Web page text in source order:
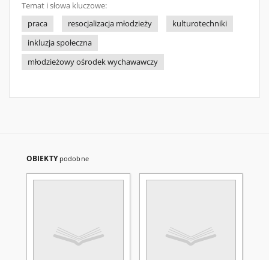
Temat i słowa kluczowe:
praca
resocjalizacja młodzieży
kulturotechniki
inkluzja społeczna
młodzieżowy ośrodek wychawawczy
OBIEKTY podobne